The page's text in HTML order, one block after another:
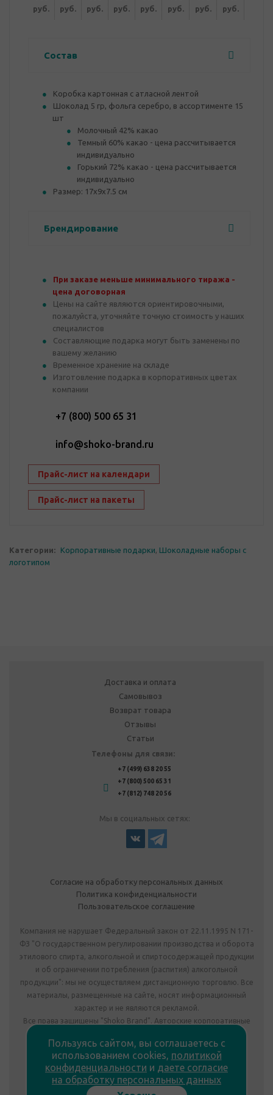
руб.
руб.
руб.
руб.
руб.
руб.
руб.
руб.
Состав
Коробка картонная с атласной лентой
Шоколад 5 гр, фольга серебро, в ассортименте 15
шт
Молочный 42% какао
Темный 60% какао - цена рассчитывается
индивидуально
Горький 72% какао - цена рассчитывается
индивидуально
Размер: 17х9х7.5 см
Брендирование
При заказе меньше минимального тиража -
цена договорная
Цены на сайте являются ориентировочными,
пожалуйста, уточняйте точную стоимость у наших
специалистов
Составляющие подарка могут быть заменены по
вашему желанию
Временное хранение на складе
Изготовление подарка в корпоративных цветах
компании
+7 (800) 500 65 31
info@shoko-brand.ru
Прайс-лист на календари
Прайс-лист на пакеты
Категории: Корпоративные подарки, Шоколадные наборы с
логотипом
Доставка и оплата
Самовывоз
Возврат товара
Отзывы
Статьи
Телефоны для связи:
+7 (499) 638 20 55
+7 (800) 500 65 31
+7 (812) 748 20 56
Мы в социальных сетях:
Согласие на обработку персональных данных
Политика конфиденциальности
Пользовательское соглашение
Компания не нарушает Федеральный закон от 22.11.1995 N 171-
ФЗ "О государственном регулировании производства и оборота
этилового спирта, алкогольной и спиртосодержащей продукции
и об ограничении потребления (распития) алкогольной
продукции": мы не осуществляем дистанционную торговлю. Все
материалы, размещенные на сайте, носят информационный
характер и не являются рекламой.
Все права защищены "Shoko Brand". Авторские корпоративные
Комплектация подарка может отличаться от изображения.
Информация на сайте не является публичной офертой.
Сведения о продавце:
ООО «Фабрика подарков», лицензия №78РПА0009672 от
Пользуясь сайтом, вы соглашаетесь с
использованием cookies, политикой
конфиденциальности и даете согласие
на обработку персональных данных